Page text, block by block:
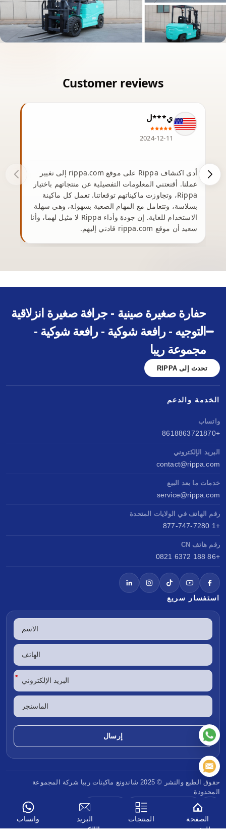
ي***ل
2024-12-11
أدى اكتشاف Rippa على موقع rippa.com إلى تغيير
عملنا. أقنعتني المعلومات التفصيلية عن منتجاتهم باختيار
Rippa، وتجاوزت ماكيناتهم توقعاتنا. تعمل كل ماكينة
بسلاسة، وتتعامل مع المهام الصعبة بسهولة، وهي سهلة
الاستخدام للغاية. إن جودة وأداء Rippa لا مثيل لهما، وأنا
سعيد أن موقع rippa.com قادني إليهم.
حفارة صغيرة صينية - جرافة صغيرة انزلاقية
التوجيه - رافعة شوكية - رافعة شوكية -
مجموعة ريبا
تحدث إلى RIPPA
الخدمة والدعم
واتساب
+8618863721870
البريد الإلكتروني
contact@rippa.com
خدمات ما بعد البيع
service@rippa.com
رقم الهاتف في الولايات المتحدة
+1 877-747-7280
رقم هاتف CN
+86 188 6372 0821
استفسار سريع
*
حقوق الطبع والنشر © 2025 شاندونغ ماكينات ريبا شركة المجموعة
المحدودة
وكالة حماية البيئة (EPA)
الصفحة
الرئيسية
المنتجات
البريد
الإلكتروني
واتساب